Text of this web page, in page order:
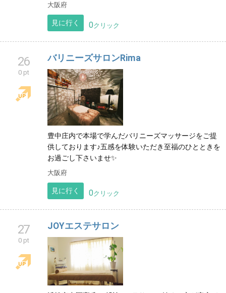
大阪府
見に行く 0クリック
26
0 pt
バリニーズサロンRima
豊中庄内で本場で学んだバリニーズマッサージをご提
供しております♪五感を体験いただき至福のひとときを
お過ごし下さいませ✨
大阪府
見に行く 0クリック
27
0 pt
JOYエステサロン